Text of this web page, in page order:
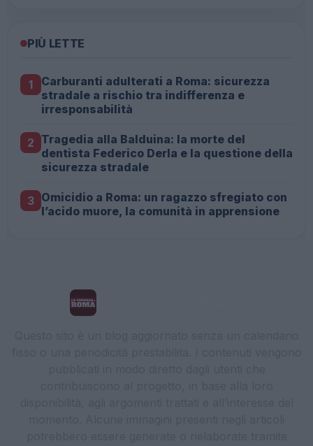
PIÙ LETTE
1
Carburanti adulterati a Roma: sicurezza
stradale a rischio tra indifferenza e
irresponsabilità
2 Tragedia alla Balduina: la morte del
dentista Federico Derla e la questione della
sicurezza stradale
3 Omicidio a Roma: un ragazzo sfregiato con
l’acido muore, la comunità in apprensione